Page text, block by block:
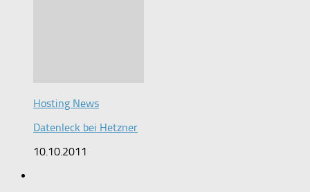
Hosting News
Datenleck bei Hetzner
10.10.2011